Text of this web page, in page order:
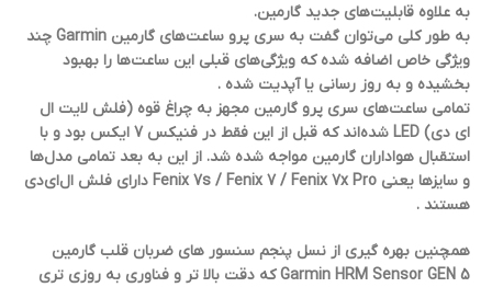
به علاوه قابلیت‌های جدید گارمین.
به طور کلی می‌توان گفت به سری پرو ساعت‌های گارمین Garmin چند
ویژگی خاص اضافه شده که ویژگی‌های قبلی این ساعت‌ها را بهبود
بخشیده و به روز رسانی یا آپدیت شده .
تمامی ساعت‌های سری پرو گارمین مجهز به چراغ قوه (فلش لایت ال
ای دی) LED شده‌اند که قبل از این فقط در فنیکس 7 ایکس بود و با
استقبال هواداران گارمین مواجه شده شد. از این به بعد تمامی مدل‌ها
و سایزها یعنی Fenix 7s / Fenix 7 / Fenix 7x Pro دارای فلش ال‌ای‌دی
هستند .
همچنین بهره گیری از نسل پنجم سنسور های ضربان قلب گارمین
Garmin HRM Sensor GEN 5 که دقت بالا تر و فناوری به روزی تری